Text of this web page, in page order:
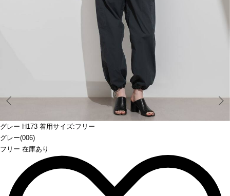
グレー H173 着用サイズ:フリー
グレー(006)
フリー 在庫あり